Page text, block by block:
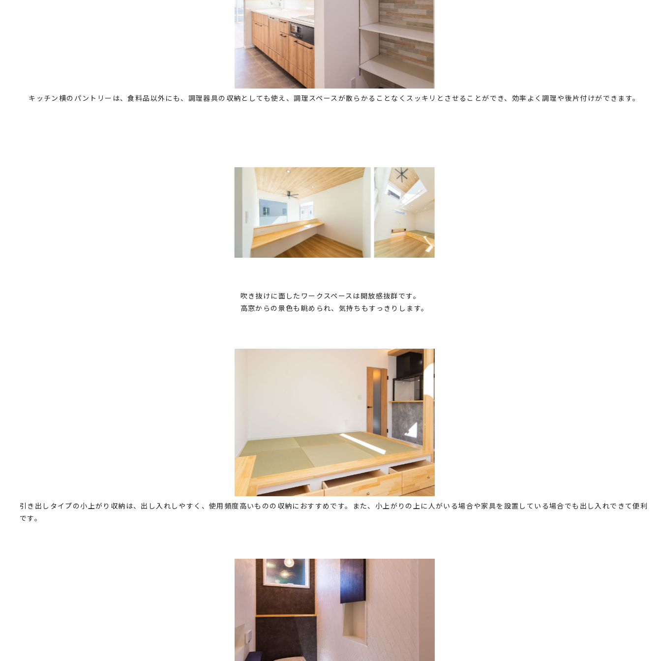
キッチン横のパントリーは、食料品以外にも、調理器具の収納としても使え、調理スペースが散らかることなくスッキリとさせることができ、効率よく調理や後片付けができます。
吹き抜けに面したワークスペースは開放感抜群です。
高窓からの景色も眺められ、気持ちもすっきりします。
引き出しタイプの小上がり収納は、出し入れしやすく、使用頻度高いものの収納におすすめです。また、小上がりの上に人がいる場合や家具を設置している場合でも出し入れできて便利
です。